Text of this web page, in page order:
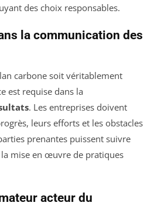
des choix responsables.
la communication des
carbone soit véritablement
est requise dans la
. Les entreprises doivent
leurs efforts et les obstacles
prenantes puissent suivre
mise en œuvre de pratiques
acteur du